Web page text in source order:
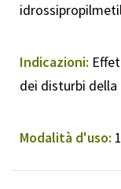
Indicazioni:
dei disturbi della
Modalità d'uso: